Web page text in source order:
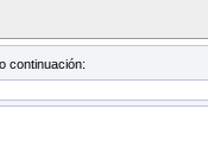
continuación: